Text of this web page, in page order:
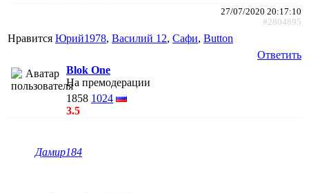
27/07/2020 20:17:10
#2804895
Нравится Юрий1978, Василий 12, Сафи, Button
Ответить
Blok One
На премодерации
1858 1024
3.5
Дамир184